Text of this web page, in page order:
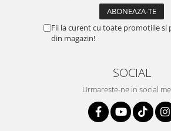
Fii la curent cu toate promotiile si
din magazin!
SOCIAL
Urmareste-ne in social